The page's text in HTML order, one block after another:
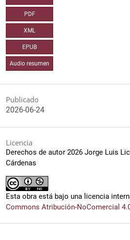
PDF
XML
EPUB
Audio resumen
Publicado
2026-06-24
Licencia
Derechos de autor 2026 Jorge Luis
Cárdenas
Esta obra está bajo una licencia
Commons Atribución-NoComercial